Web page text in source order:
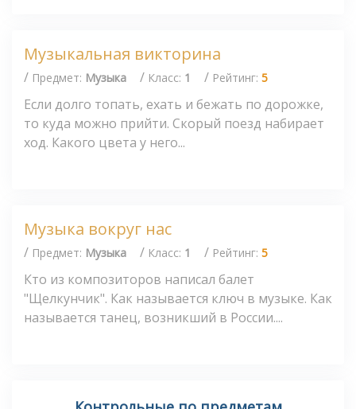
Музыкальная викторина
/ Предмет: Музыка / Класс: 1 / Рейтинг: 5
Если долго топать, ехать и бежать по дорожке,
то куда можно прийти. Скорый поезд набирает
ход. Какого цвета у него...
Музыка вокруг нас
/ Предмет: Музыка / Класс: 1 / Рейтинг: 5
Кто из композиторов написал балет
"Щелкунчик". Как называется ключ в музыке. Как
называется танец, возникший в России....